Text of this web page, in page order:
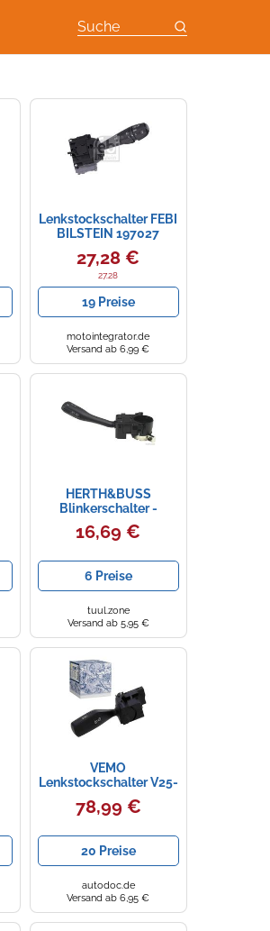
Suche
Lenkstockschalter FEBI
BILSTEIN 197027
27,28 €
27.28
19 Preise
motointegrator.de
Versand ab 6,99 €
HERTH&BUSS
Blinkerschalter -
70477155
16,69 €
6 Preise
tuul.zone
Versand ab 5,95 €
VEMO
Lenkstockschalter V25-
80-4082
78,99 €
20 Preise
autodoc.de
Versand ab 6,95 €